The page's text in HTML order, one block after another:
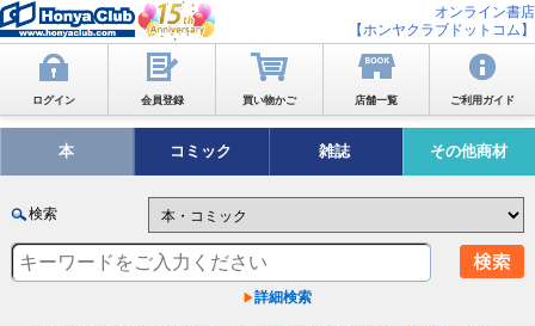
オンライン書店
【ホンヤクラブドットコム】
ログイン 会員登録 買い物かご 店舗一覧 ご利用ガイド
本 コミック 雑誌 その他商材
検索
詳細検索